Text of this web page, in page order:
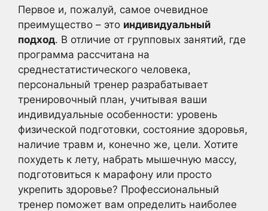
Первое и, пожалуй, самое очевидное
преимущество – это индивидуальный
подход. В отличие от групповых занятий, где
программа рассчитана на
среднестатистического человека,
персональный тренер разрабатывает
тренировочный план, учитывая ваши
индивидуальные особенности: уровень
физической подготовки, состояние здоровья,
наличие травм и, конечно же, цели. Хотите
похудеть к лету, набрать мышечную массу,
подготовиться к марафону или просто
укрепить здоровье? Профессиональный
тренер поможет вам определить наиболее